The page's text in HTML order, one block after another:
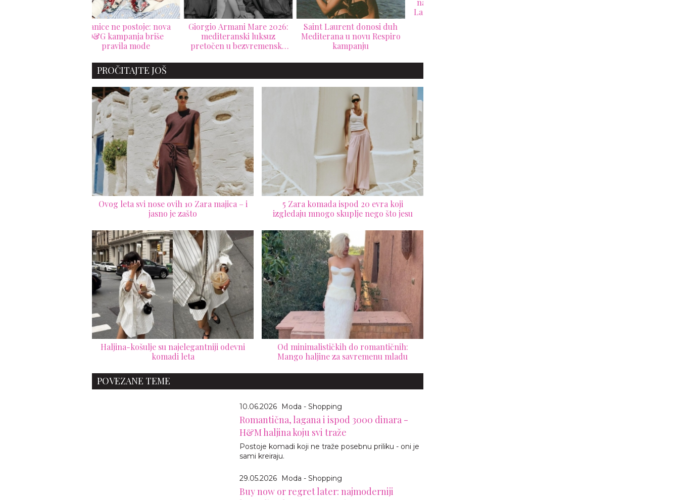
Giorgio Armani Mare 2026:
mediteranski luksuz
pretočen u bezvremensku
Saint Laurent donosi duh
Mediterana u novu Respiro
kampanju
nasleđe kroz nostalgičnu
La Vacanza 2026 kampanju
PROČITAJTE JOŠ
Ovog leta svi nose ovih 10 Zara majica – i
jasno je zašto
5 Zara komada ispod 20 evra koji
izgledaju mnogo skuplje nego što jesu
Haljina-košulje su najelegantniji odevni
komadi leta
Od minimalističkih do romantičnih:
Mango haljine za savremenu mladu
POVEZANE TEME
10.06.2026 Moda - Shopping
Romantična, lagana i ispod 3000 dinara -
H&M haljina koju svi traže
Postoje komadi koji ne traže posebnu priliku - oni je
sami kreiraju.
29.05.2026 Moda - Shopping
Buy now or regret later: najmoderniji